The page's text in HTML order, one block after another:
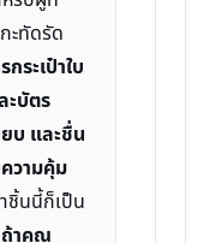
ะทัดรัด
ระเป๋าใบ
ะบัตร
ยบ และชื่น
วามคุ้ม
ชิ้นนี้ก็เป็น
ถ้าคุณ